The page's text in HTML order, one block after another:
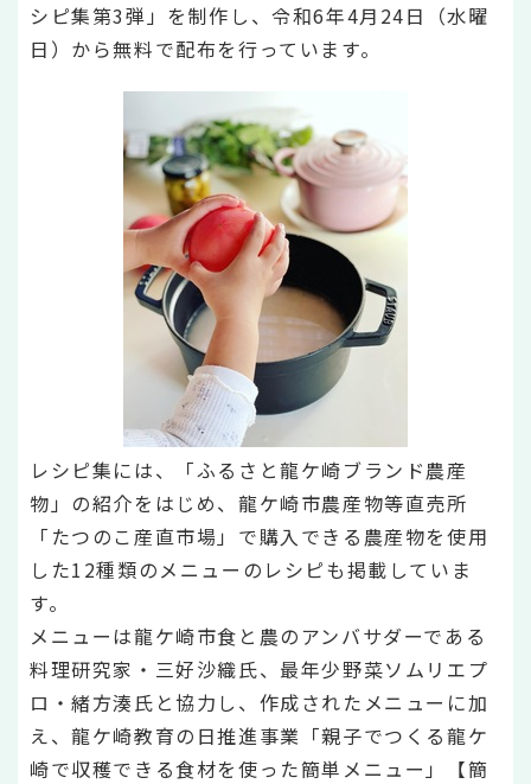
シピ集第3弾」を制作し、令和6年4月24日（水曜
日）から無料で配布を行っています。
レシピ集には、「ふるさと龍ケ崎ブランド農産
物」の紹介をはじめ、龍ケ崎市農産物等直売所
「たつのこ産直市場」で購入できる農産物を使用
した12種類のメニューのレシピも掲載していま
す。
メニューは龍ケ崎市食と農のアンバサダーである
料理研究家・三好沙織氏、最年少野菜ソムリエプ
ロ・緒方湊氏と協力し、作成されたメニューに加
え、龍ケ崎教育の日推進事業「親子でつくる龍ケ
崎で収穫できる食材を使った簡単メニュー」【簡